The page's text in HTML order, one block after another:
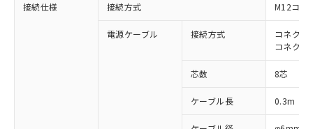
接続仕様 接続方式 M12コネ
電源ケーブル 接続方式
コネクタ
コネクタ
芯数 8芯
ケーブル長 0.3m
本サービスの対象外となる商品もある
記載している更新日時点での社内デー
覧された時点での実際の在庫および標
害物質有無と関係のない商品です。
いたものが、含有品と判明した場合などや
類(PBB) 1000ppm以下、ポリ臭化ジフェニルエーテル類
基準値以下であることを示します。
基準値を超えていることを示します。
*中国RoHS10物質の基準値 (GB/T26572)：
Pb(鉛) :1000ppm、 Hg(水銀) : 1000ppm、 Cd(カドミウ
当社は、これら貴社製品のうち、外国
（以下｢規制貨物等」という）を輸出
国政府の輸出許可(または役務取引許